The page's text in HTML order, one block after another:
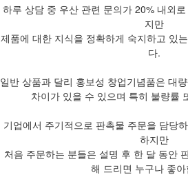
하루 상담 중 우산 관련 문의가 20% 내외
지만
제품에 대한 지식을 정확하게 숙지하고 있
다.
일반 상품과 달리 홍보성 창업기념품은 대
차이가 있을 수 있으며 특히 불량률
기업에서 주기적으로 판촉물 주문을 담당
하지만
처음 주문하는 분들은 설명 후 한 달 동안
해 드리면 누구나 좋